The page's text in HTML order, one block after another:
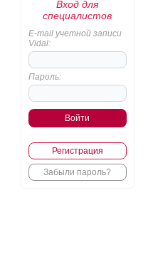
Вход для
специалистов
E-mail учетной записи
Vidal:
Пароль:
Регистрация
Забыли пароль?